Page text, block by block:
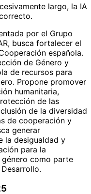
largo, la IA
por el Grupo
busca fortalecer el
española.
de Género y
de recursos para
Propone promover
humanitaria,
de las
de la diversidad
de cooperación y
generar
la desigualdad y
para la
como parte